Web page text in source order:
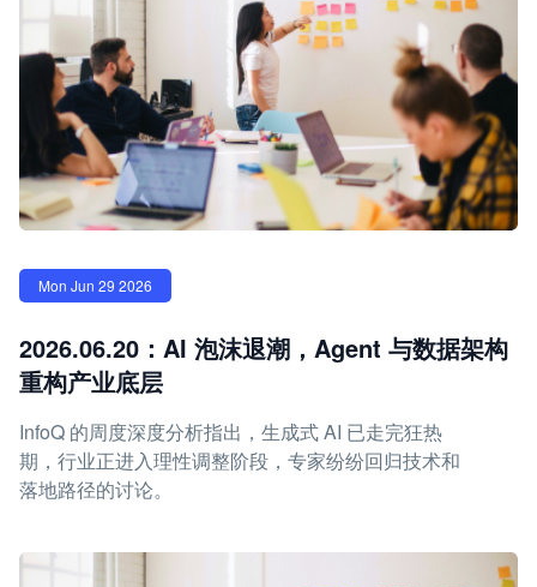
Mon Jun 29 2026
2026.06.20：AI 泡沫退潮，Agent 与数据架构
重构产业底层
InfoQ 的周度深度分析指出，生成式 AI 已走完狂热
期，行业正进入理性调整阶段，专家纷纷回归技术和
落地路径的讨论。